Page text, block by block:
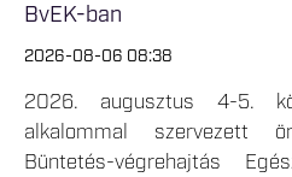
BvEK-ban
2026-08-06 08:38
2026. augusztus 4-5.
alkalommal szervezett
Büntetés-végrehajtás